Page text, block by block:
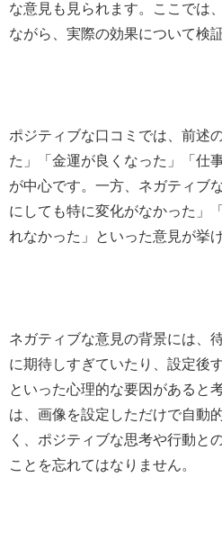
な意見も見られます。ここでは
ながら、実際の効果について検
ポジティブな口コミでは、前述
た」「金運が良くなった」「仕
が中心です。一方、ネガティブ
にしても特に変化がなかった」
れなかった」といった意見が挙
ネガティブな意見の背景には、
に期待しすぎていたり、設定後
といった心理的な要因があると
は、画像を設定しただけで自動
く、ポジティブな思考や行動と
ことを忘れてはなりません。